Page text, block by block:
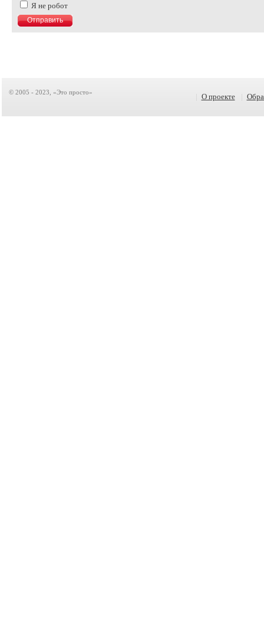
Я не робот
© 2005 - 2023, «Это просто» О проекте